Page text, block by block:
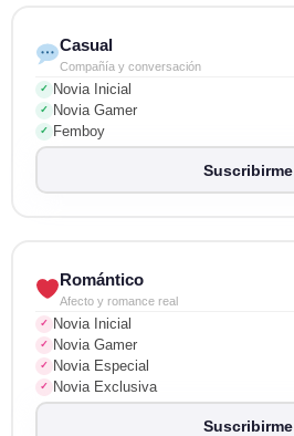
Casual
Compañía y conversación
✓ Novia Inicial
✓ Novia Gamer
✓ Femboy
Suscribirme
Romántico
Afecto y romance real
✓ Novia Inicial
✓ Novia Gamer
✓ Novia Especial
✓ Novia Exclusiva
Suscribirme